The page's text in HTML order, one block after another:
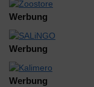
Werbung
Werbung
Werbung